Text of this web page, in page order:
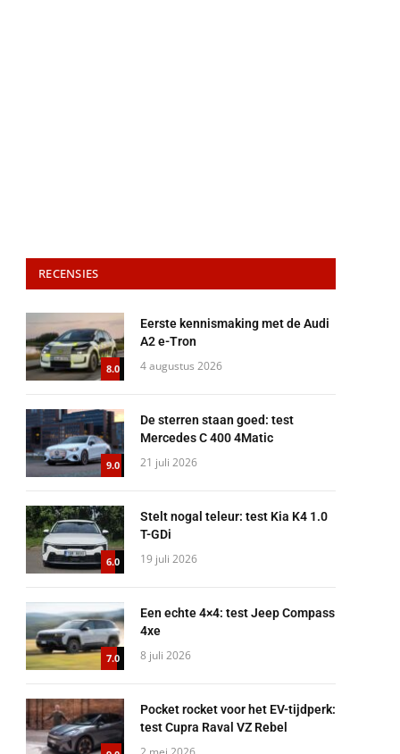
RECENSIES
8.0
Eerste kennismaking met de Audi
A2 e-Tron
4 augustus 2026
9.0
De sterren staan goed: test
Mercedes C 400 4Matic
21 juli 2026
6.0
Stelt nogal teleur: test Kia K4 1.0
T-GDi
19 juli 2026
7.0
Een echte 4×4: test Jeep Compass
4xe
8 juli 2026
Pocket rocket voor het EV-tijdperk:
test Cupra Raval VZ Rebel